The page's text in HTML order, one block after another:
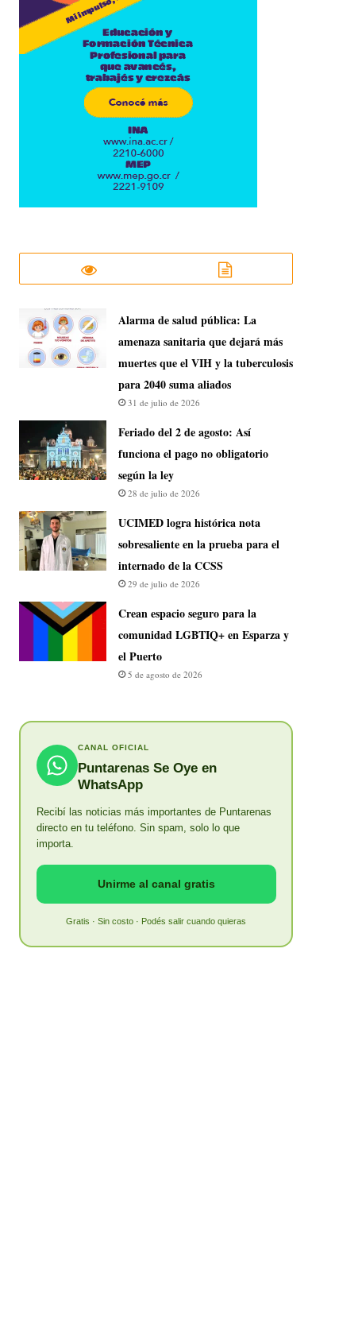
​Alarma de salud pública: La
amenaza sanitaria que dejará más
muertes que el VIH y la tuberculosis
para 2040 suma aliados
31 de julio de 2026
Feriado del 2 de agosto: Así
funciona el pago no obligatorio
según la ley
28 de julio de 2026
UCIMED logra histórica nota
sobresaliente en la prueba para el
internado de la CCSS
29 de julio de 2026
Crean espacio seguro para la
comunidad LGBTIQ+ en Esparza y
el Puerto
5 de agosto de 2026
CANAL OFICIAL
Puntarenas Se Oye en
WhatsApp
Recibí las noticias más importantes de Puntarenas
directo en tu teléfono. Sin spam, solo lo que
importa.
Unirme al canal gratis
Gratis · Sin costo · Podés salir cuando quieras